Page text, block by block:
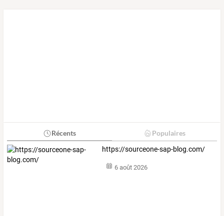
Récents Populaires
https://sourceone-sap-blog.com/
6 août 2026